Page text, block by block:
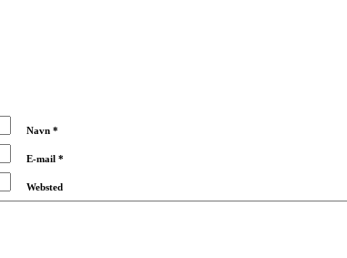
Navn *
E-mail *
Websted